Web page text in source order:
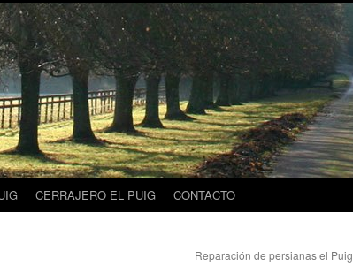
CERRAJERO EL PUIG CONTACTO
Reparación de persianas el Puig